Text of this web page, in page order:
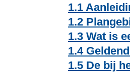
1.1
1.2
1.3 Wat is
1.4
1.5 De bij